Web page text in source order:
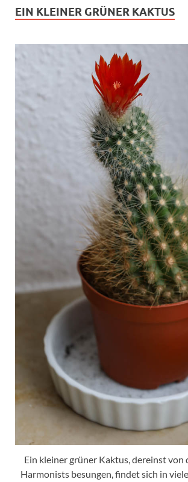
EIN KLEINER GRÜNER KAKTUS
Ein kleiner grüner Kaktus, dereinst von
Harmonists besungen, findet sich in